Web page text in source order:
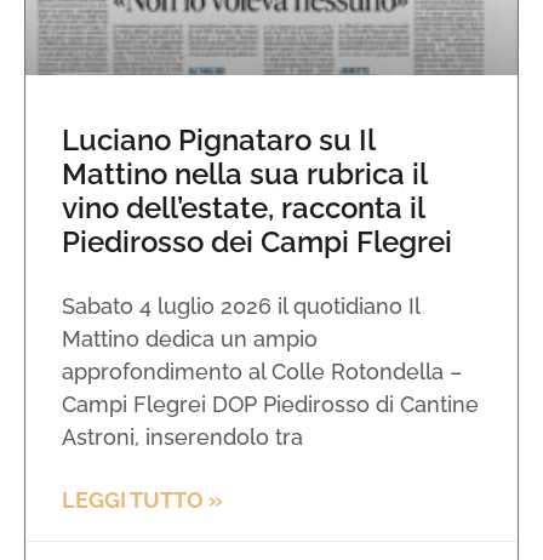
Luciano Pignataro su Il
Mattino nella sua rubrica il
vino dell’estate, racconta il
Piedirosso dei Campi Flegrei
Sabato 4 luglio 2026 il quotidiano Il
Mattino dedica un ampio
approfondimento al Colle Rotondella –
Campi Flegrei DOP Piedirosso di Cantine
Astroni, inserendolo tra
LEGGI TUTTO »